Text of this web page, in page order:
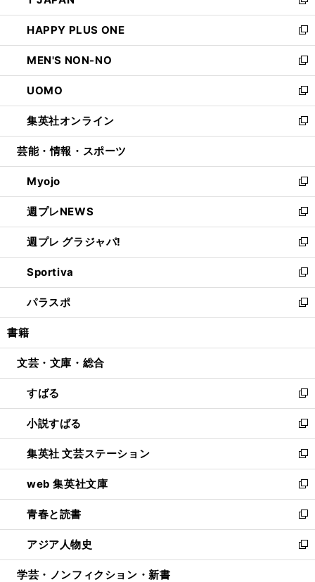
開
く
ウ
で
開
く
ン
ド
ウ
で
開
く
ウ
ィ
ン
ド
ウ
で
開
く
新
し
い
ウ
ィ
ン
ド
ウ
で
開
HAPPY PLUS ONE
新
し
い
ウ
ィ
ン
ド
ウ
開
く
MEN'S NON-NO
新
し
い
ウ
ィ
ン
ウ
で
開
く
UOMO
新
し
い
ウ
ン
ド
ウ
で
開
く
集英社オンライン
新
し
ウ
ィ
ン
ド
ウ
で
開
く
芸能・情報・スポーツ
Myojo
新
し
い
ウ
ィ
ン
ド
ウ
で
開
週プレNEWS
新
し
い
ウ
ィ
ン
ド
ウ
開
週プレ グラジャパ!
新
し
い
ウ
ィ
ン
ウ
開
く
Sportiva
新
し
い
ウ
ン
ウ
で
開
く
パラスポ
新
し
ウ
ン
ド
ウ
で
開
く
書籍
文芸・文庫・総合
すばる
新
し
い
ウ
ィ
ン
ド
ウ
で
開
く
小説すばる
新
し
い
ウ
ィ
ン
ド
ウ
で
開
集英社 文芸ステーション
新
し
い
ウ
ィ
ン
ド
ウ
web 集英社文庫
新
し
い
ウ
ィ
ン
青春と読書
新
し
い
ウ
アジア人物史
新
し
学芸・ノンフィクション・新書